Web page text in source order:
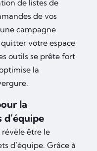
de listes de
de vos
campagne
votre espace
outils se prête fort
la
la
être le
d’équipe. Grâce à